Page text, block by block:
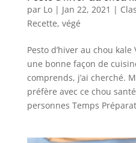
par Lo| Jan 22, 2021 |
Recette, végé
Pesto d’hiver au chou kale
une bonne façon de
comprends, j’ai cherché.
préfère avec ce chou
personnes Temps